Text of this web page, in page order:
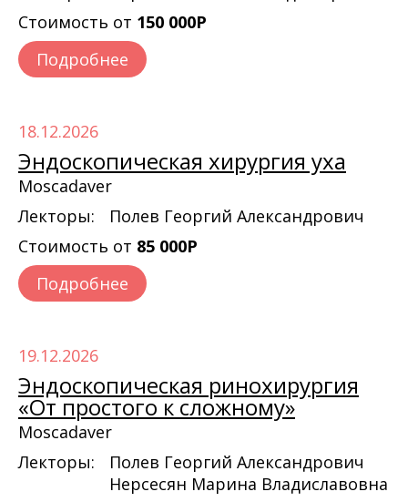
Стоимость от 150 000Р
Подробнее
18.12.2026
Эндоскопическая хирургия уха
Moscadaver
Лекторы:
Полев Георгий Александрович
Стоимость от 85 000Р
Подробнее
19.12.2026
Эндоскопическая ринохирургия
«От простого к сложному»
Moscadaver
Лекторы:
Полев Георгий Александрович
Нерсесян Марина Владиславовна